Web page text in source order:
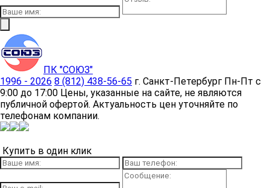
ПК "СОЮЗ"
1996 - 2026 8 (812) 438-56-65 г. Санкт-Петербург Пн-Пт с
9:00 до 17:00 Цены, указанные на сайте, не являются
публичной офертой. Актуальность цен уточняйте по
телефонам компании.
Купить в один клик